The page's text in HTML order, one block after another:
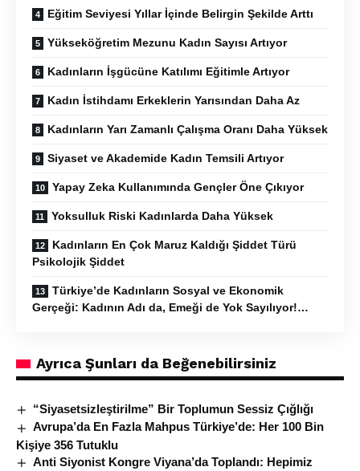
Eğitim Seviyesi Yıllar İçinde Belirgin Şekilde Arttı
Yükseköğretim Mezunu Kadın Sayısı Artıyor
Kadınların İşgücüne Katılımı Eğitimle Artıyor
Kadın İstihdamı Erkeklerin Yarısından Daha Az
Kadınların Yarı Zamanlı Çalışma Oranı Daha Yüksek
Siyaset ve Akademide Kadın Temsili Artıyor
Yapay Zeka Kullanımında Gençler Öne Çıkıyor
Yoksulluk Riski Kadınlarda Daha Yüksek
Kadınların En Çok Maruz Kaldığı Şiddet Türü
Psikolojik Şiddet
Türkiye’de Kadınların Sosyal ve Ekonomik
Gerçeği: Kadının Adı da, Emeği de Yok Sayılıyor!…
Ayrıca Şunları da Beğenebilirsiniz
“Siyasetsizleştirilme” Bir Toplumun Sessiz Çığlığı
Avrupa’da En Fazla Mahpus Türkiye’de: Her 100 Bin
Kişiye 356 Tutuklu
Anti Siyonist Kongre Viyana’da Toplandı: Hepimiz